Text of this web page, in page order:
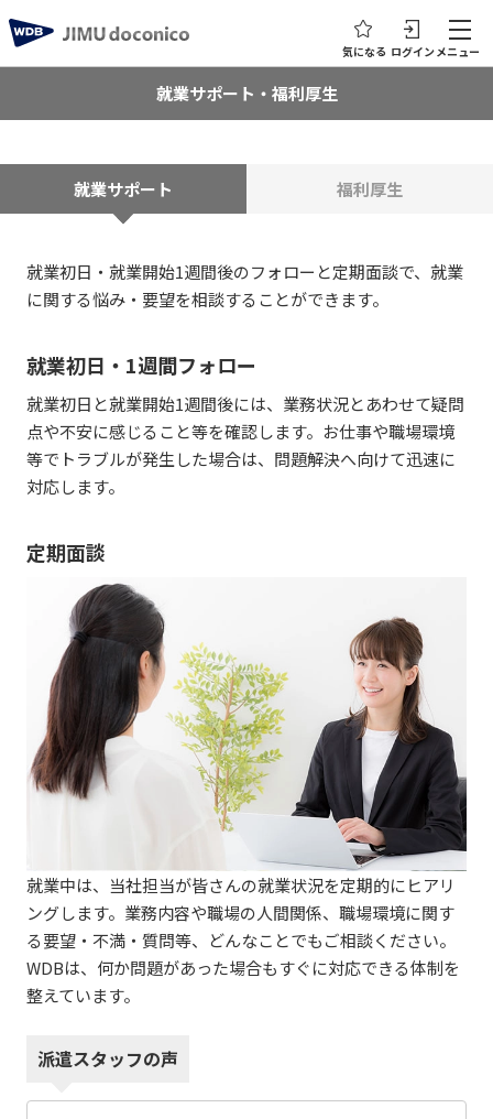
メニュー
ログイン
気になる
就業サポート・福利厚生
就業サポート 福利厚生
就業初日・就業開始1週間後のフォローと定期面談で、就業
に関する悩み・要望を相談することができます。
就業初日・1週間フォロー
就業初日と就業開始1週間後には、業務状況とあわせて疑問
点や不安に感じること等を確認します。お仕事や職場環境
等でトラブルが発生した場合は、問題解決へ向けて迅速に
対応します。
定期面談
就業中は、当社担当が皆さんの就業状況を定期的にヒアリ
ングします。業務内容や職場の人間関係、職場環境に関す
る要望・不満・質問等、どんなことでもご相談ください。
WDBは、何か問題があった場合もすぐに対応できる体制を
整えています。
派遣スタッフの声